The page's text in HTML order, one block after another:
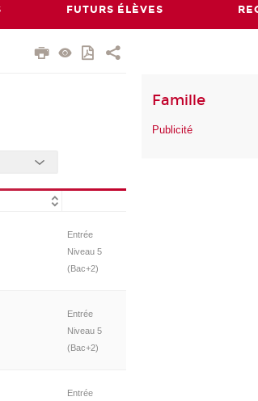
FUTURS ÉLÈVES
Entrée
Niveau 5
(Bac+2)
Entrée
Niveau 5
(Bac+2)
Entrée
Famille
Publicité